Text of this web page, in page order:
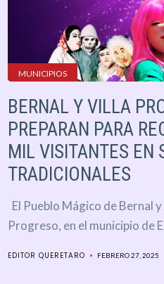
MUNICIPIOS
BERNAL Y VILLA
PREPARAN PARA
MIL VISITANTES EN
TRADICIONALES
El Pueblo Mágico de Bernal
Progreso, en el municipio de
EDITOR QUERETARO FEBRERO 27, 2025